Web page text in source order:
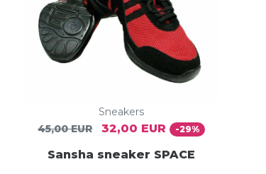
Sneakers
45,00 EUR
32,00 EUR -29%
Sansha sneaker SPACE